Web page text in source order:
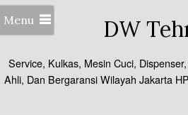
Menu DW
Service, Kulkas, Mesin Cuci,
Ahli, Dan Bergaransi Wilayah Jakarta